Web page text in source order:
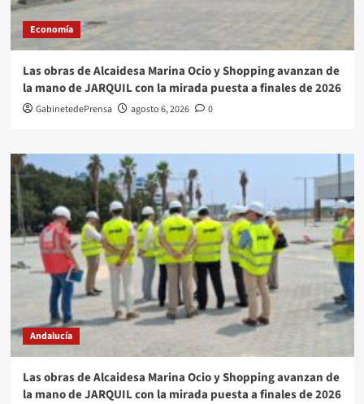
Economía
Las obras de Alcaidesa Marina Ocio y Shopping avanzan de
la mano de JARQUIL con la mirada puesta a finales de 2026
GabinetedePrensa agosto 6, 2026 0
Andalucía
Las obras de Alcaidesa Marina Ocio y Shopping avanzan de
la mano de JARQUIL con la mirada puesta a finales de 2026